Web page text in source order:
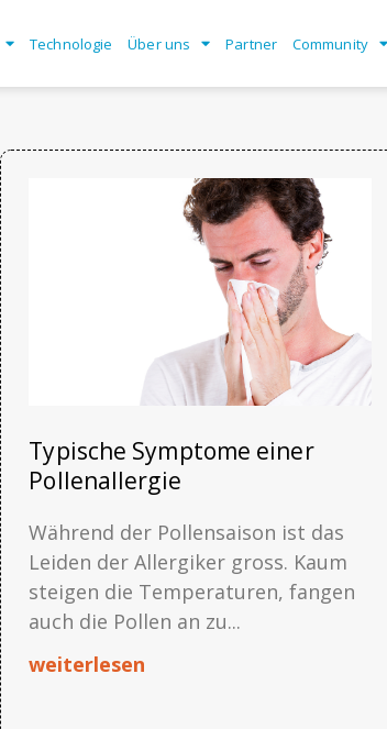
Technologie Über uns Partner Community
Typische Symptome einer
Pollenallergie
Während der Pollensaison ist das
Leiden der Allergiker gross. Kaum
steigen die Temperaturen, fangen
auch die Pollen an zu...
weiterlesen